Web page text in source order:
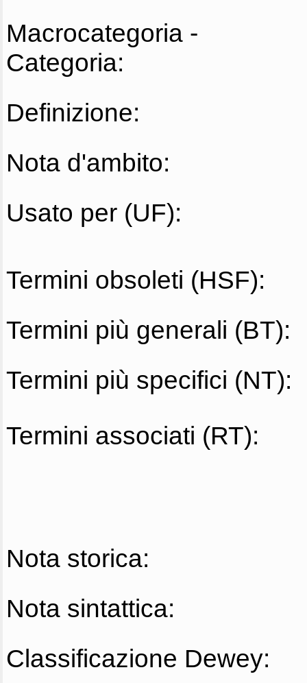
Macrocategoria -
Categoria:
Definizione:
Nota d'ambito:
Usato per (UF):
Termini obsoleti (HSF):
Termini più generali (BT):
Termini più specifici (NT):
Termini associati (RT):
Nota storica:
Nota sintattica:
Classificazione Dewey: